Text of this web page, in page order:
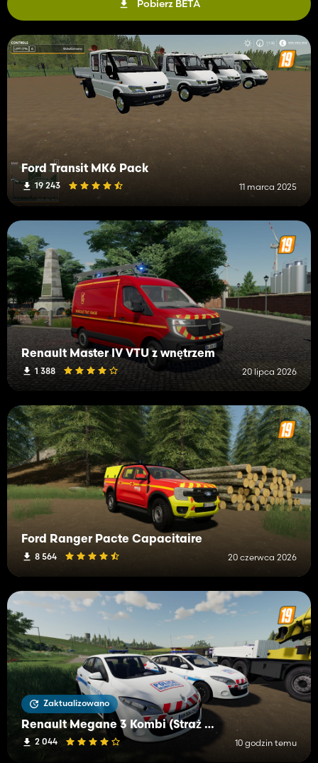
Pobierz BETA
Ford Transit MK6 Pack
19 243 11 marca 2025
Renault Master IV VTU z wnętrzem
1 388 20 lipca 2026
Ford Ranger Pacte Capacitaire
8 564 20 czerwca 2026
Zaktualizowano
Renault Megane 3 Kombi (Straż Miejska)
2 044 10 godzin temu